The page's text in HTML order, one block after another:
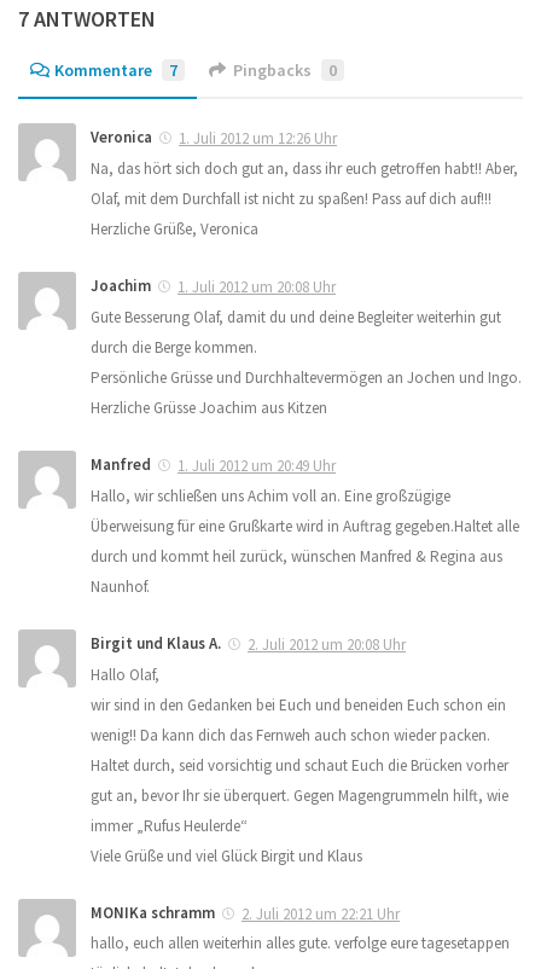
7 ANTWORTEN
Kommentare 7 Pingbacks 0
Veronica
1. Juli 2012 um 12:26 Uhr
Na, das hört sich doch gut an, dass ihr euch getroffen habt!! Aber,
Olaf, mit dem Durchfall ist nicht zu spaßen! Pass auf dich auf!!!
Herzliche Grüße, Veronica
Joachim
1. Juli 2012 um 20:08 Uhr
Gute Besserung Olaf, damit du und deine Begleiter weiterhin gut
durch die Berge kommen.
Persönliche Grüsse und Durchhaltevermögen an Jochen und Ingo.
Herzliche Grüsse Joachim aus Kitzen
Manfred
1. Juli 2012 um 20:49 Uhr
Hallo, wir schließen uns Achim voll an. Eine großzügige
Überweisung für eine Grußkarte wird in Auftrag gegeben.Haltet alle
durch und kommt heil zurück, wünschen Manfred & Regina aus
Naunhof.
Birgit und Klaus A.
2. Juli 2012 um 20:08 Uhr
Hallo Olaf,
wir sind in den Gedanken bei Euch und beneiden Euch schon ein
wenig!! Da kann dich das Fernweh auch schon wieder packen.
Haltet durch, seid vorsichtig und schaut Euch die Brücken vorher
gut an, bevor Ihr sie überquert. Gegen Magengrummeln hilft, wie
immer „Rufus Heulerde“
Viele Grüße und viel Glück Birgit und Klaus
MONIKa schramm
2. Juli 2012 um 22:21 Uhr
hallo, euch allen weiterhin alles gute. verfolge eure tagesetappen